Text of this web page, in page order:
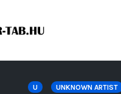
U UNKNOWN ARTIST